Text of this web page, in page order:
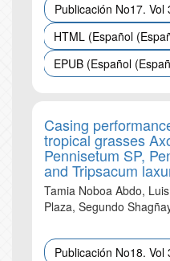
Publicación No17.
HTML (Español
EPUB (Español
Casing
tropical grasses
Pennisetum SP,
and Tripsacum
Tamia Noboa Abdo,
Plaza, Segundo
Publicación No18.